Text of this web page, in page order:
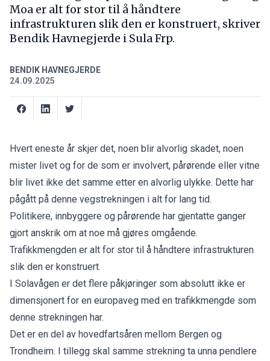
Moa er alt for stor til å håndtere
infrastrukturen slik den er konstruert, skriver
Bendik Havnegjerde i Sula Frp.
BENDIK HAVNEGJERDE
24.09.2025
Hvert eneste år skjer det, noen blir alvorlig skadet, noen
mister livet og for de som er involvert, pårørende eller vitne
blir livet ikke det samme etter en alvorlig ulykke. Dette har
pågått på denne vegstrekningen i alt for lang tid.
Politikere, innbyggere og pårørende har gjentatte ganger
gjort anskrik om at noe må gjøres omgående.
Trafikkmengden er alt for stor til å håndtere infrastrukturen
slik den er konstruert.
I Solavågen er det flere påkjøringer som absolutt ikke er
dimensjonert for en europaveg med en trafikkmengde som
denne strekningen har.
Det er en del av hovedfartsåren mellom Bergen og
Trondheim. I tillegg skal samme strekning ta unna pendlere